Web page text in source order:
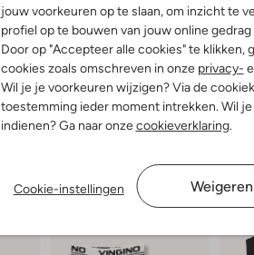
jouw voorkeuren op te slaan, om inzicht te
profiel op te bouwen van jouw online
Door op "Accepteer alle cookies" te klikken,
cookies zoals omschreven in onze privacy-
Wil je je voorkeuren wijzigen? Via de
toestemming ieder moment intrekken. Wil
indienen? Ga naar onzecookieverklaring.
Cookie-instellingen Weigeren